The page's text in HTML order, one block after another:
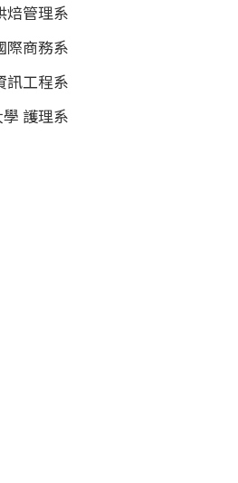
焙管理系
際商務系
訊工程系
護理系